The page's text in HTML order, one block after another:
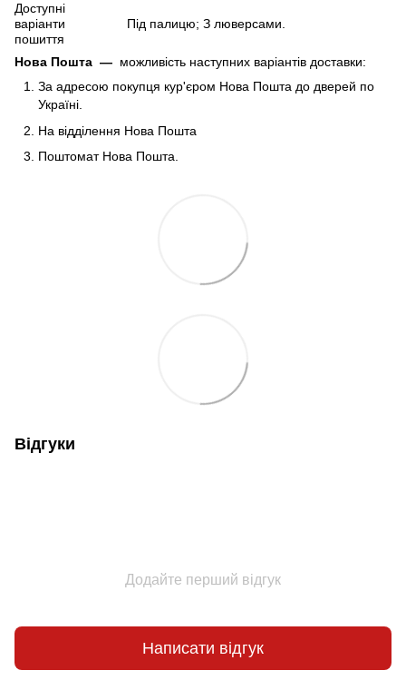
Доступні
варіанти
пошиття
Під палицю; З люверсами.
Нова Пошта — можливість наступних варіантів доставки:
За адресою покупця кур'єром Нова Пошта до дверей по
Україні.
На відділення Нова Пошта
Поштомат Нова Пошта.
Відгуки
Додайте перший відгук
Написати відгук